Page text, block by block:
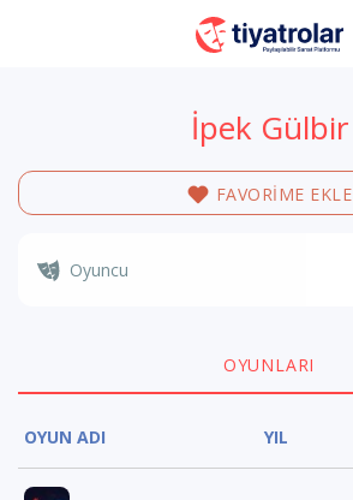
İpek Gülbir
FAVORİME EKLE
Oyuncu
OYUNLARI
OYUN ADI YIL